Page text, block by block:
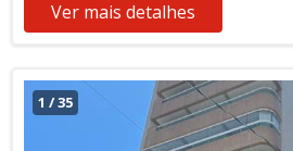
Ver mais detalhes
1 /35